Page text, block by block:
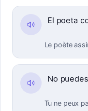
El poeta
Le poète
No puedes
Tu ne peux